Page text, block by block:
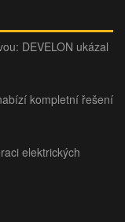
DEVELON ukázal
kompletní řešení
elektrických